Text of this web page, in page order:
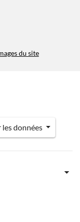
du site
les données